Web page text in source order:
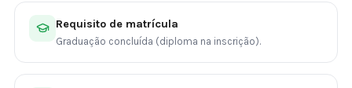
Requisito de matrícula
Graduação concluída (diploma na inscrição).